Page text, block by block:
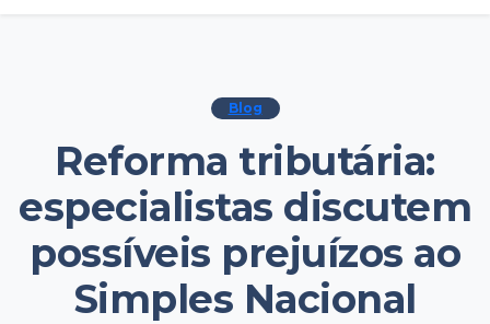
Blog
Reforma tributária:
especialistas discutem
possíveis prejuízos ao
Simples Nacional